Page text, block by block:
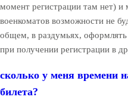
момент регистрации там нет) и
военкоматов возможности не
общем, в раздумьях,
при получении регистрации в
сколько у меня времени
билета?